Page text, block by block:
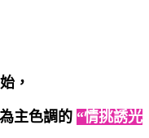
，
為主色調的 “情挑誘光